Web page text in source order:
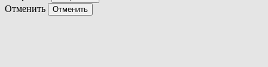
Отменить